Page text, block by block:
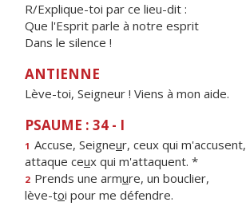
R/Explique-toi par ce lieu-dit :
Que l'Esprit parle à notre esprit
Dans le silence !
ANTIENNE
Lève-toi, Seigneur ! Viens à mon aide.
PSAUME : 34 - I
1 Accuse, Seigneur, ceux qui m'accusent,
attaque ceux qui m'attaquent. *
2 Prends une armure, un bouclier,
lève-toi pour me défendre.